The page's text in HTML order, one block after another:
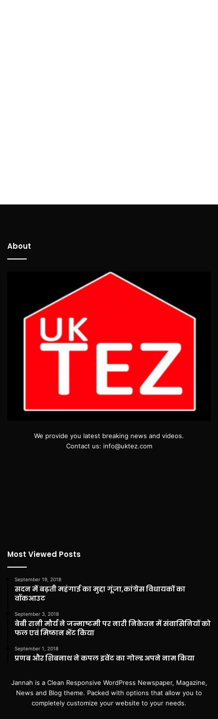
About
We provide you latest breaking news and videos.
Contact us: info@uktez.com
Most Viewed Posts
September 19, 2018
सदन में बढ़ती महंगाई का मुद्दा गूंजा,कांग्रेस विधायकों का
वॉकआउट
September 3, 2018
बेबी रानी मौर्य ने जन्माष्टमी पर नारी निकेतन में संवासिनियों को
फल एवं मिष्ठान भेंट किया
September 1, 2018
प्रणब और शिबनाथ ने कपल इवेंट का गोल्ड अपने नाम किया
Jannah is a Clean Responsive WordPress Newspaper, Magazine,
News and Blog theme. Packed with options that allow you to
completely customize your website to your needs.